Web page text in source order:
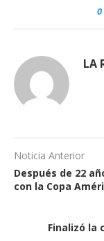
0
LA
Noticia Anterior
Después de 22
con la Copa
Finalizó la